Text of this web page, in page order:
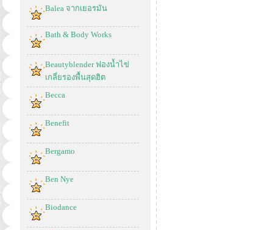
Balea จากเยอรมัน
Bath & Body Works
Beautyblender ฟองน้ำไข่
เกลี่ยรองพื้นสุดฮิต
Becca
Benefit
Bergamo
Ben Nye
Biodance